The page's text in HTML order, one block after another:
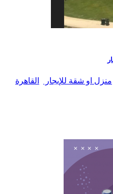
منزل او شقة للإيجار
القاهرة